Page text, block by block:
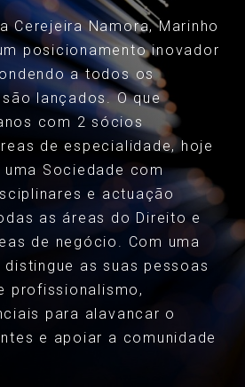
Cerejeira Namora, Marinho
posicionamento inovador
a todos os
lançados. O que
com 2 sócios
de especialidade, hoje
Sociedade com
e actuação
as áreas do Direito e
de negócio. Com uma
as suas pessoas
profissionalismo,
para alavancar o
e apoiar a comunidade